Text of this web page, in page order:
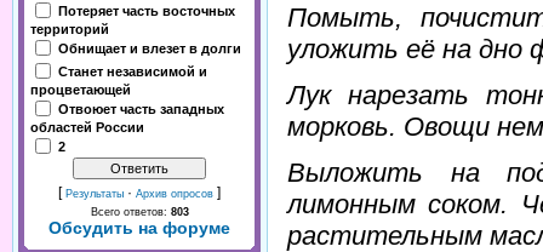
Потеряет часть восточных
территорий
Обнищает и влезет в долги
Станет независимой и
процветающей
Отвоюет часть западных
областей России
2
[ Результаты · Архив опросов ]
Всего ответов: 803
Обсудить на форуме
Помыть,
уложить её на дно
Лук нарезать
морковь. Овощи
Выложить на
лимонным соком.
растительным